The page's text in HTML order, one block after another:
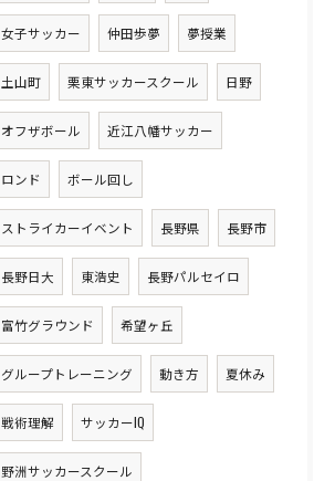
女子サッカー 仲田歩夢 夢授業
土山町 栗東サッカースクール 日野
オフザボール 近江八幡サッカー
ロンド ボール回し
ストライカーイベント 長野県 長野市
長野日大 東浩史 長野パルセイロ
富竹グラウンド 希望ヶ丘
グループトレーニング 動き方 夏休み
戦術理解 サッカーIQ
野洲サッカースクール